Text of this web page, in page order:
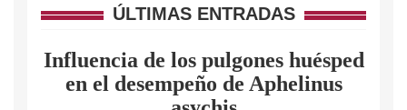
ÚLTIMAS ENTRADAS
Influencia de los pulgones huésped
en el desempeño de Aphelinus